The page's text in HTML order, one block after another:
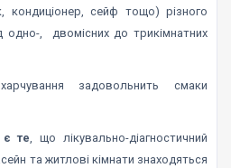
кондиціонер, сейф тощо) різного
одно-, двомісних до трикімнатних
задовольнить смаки
є те, що лікувально-діагностичний
та житлові кімнати знаходяться